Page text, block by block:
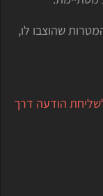
שהוצבו לו,
הודעה דרך